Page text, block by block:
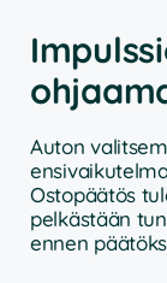
Auton
Ostopäätös
pelkästään
ennen